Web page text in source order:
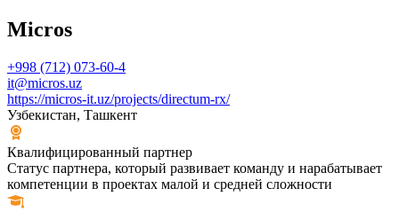
Micros
+998 (712) 073-60-4
it@micros.uz
https://micros-it.uz/projects/directum-rx/
Узбекистан, Ташкент
Квалифицированный партнер
Статус партнера, который развивает команду и нарабатывает
компетенции в проектах малой и средней сложности